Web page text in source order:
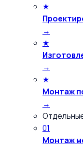
★
→
★
→
★
Монтаж
→
01
Монтаж